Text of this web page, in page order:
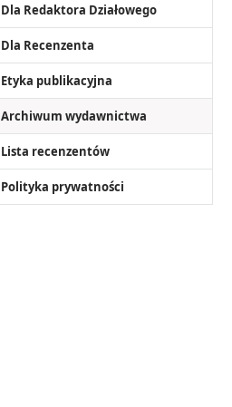
Dla Redaktora Działowego
Dla Recenzenta
Etyka publikacyjna
Archiwum wydawnictwa
Lista recenzentów
Polityka prywatności